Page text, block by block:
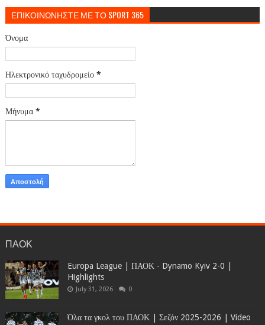
ΕΠΙΚΟΙΝΩΝΗΣΤΕ ΜΕ ΤΟ SPORT 365
Όνομα
Ηλεκτρονικό ταχυδρομείο *
Μήνυμα *
ΠΑΟΚ
Europa League | ΠΑΟΚ - Dynamo Kyiv 2-0 |
Highlights
July 31, 2026 0
Όλα τα γκολ του ΠΑΟΚ | Σεζόν 2025-2026 | Video